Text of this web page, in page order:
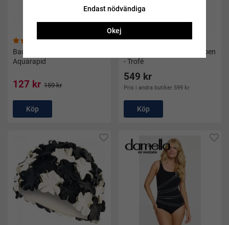
(50)
Badtofflor Gabo svart -
Aquarapid
127 kr 159 kr
Köp
(32)
Baddräkt dam svart med ben
- Trofé
549 kr
Pris i andra butiker 599 kr
Köp
Endast nödvändiga
Okej